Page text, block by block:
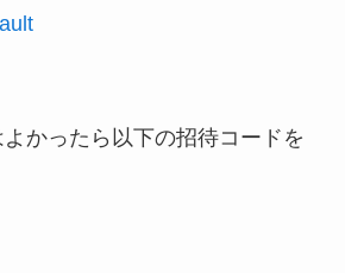
かったら以下の招待コードを